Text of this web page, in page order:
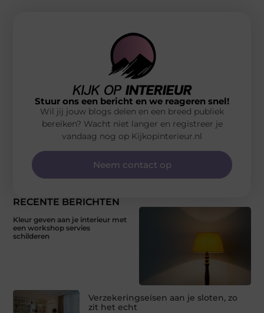
RECENTE BERICHTEN
Kleur geven aan je interieur met
een workshop servies
schilderen
Verzekeringseisen aan je sloten, zo
zit het echt
Stuur ons een bericht en we reageren snel!
Wil jij jouw blogs delen en een breed publiek
bereiken? Wacht niet langer en registreer je
vandaag nog op Kijkopinterieur.nl
Neem contact op